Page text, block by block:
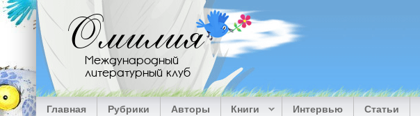
Перейти к основному содержанию
Омилия
Международный
литературный клуб
Главная Рубрики Авторы Книги Интервью Статьи